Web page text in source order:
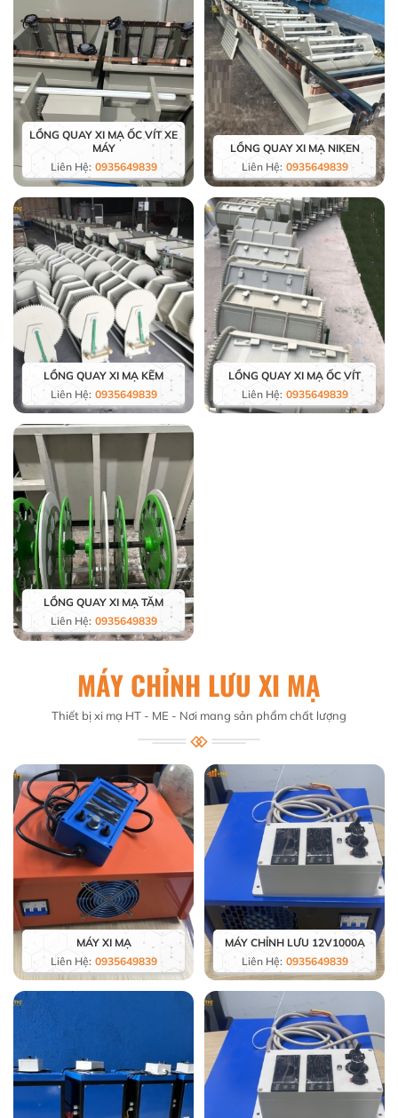
LỒNG QUAY XI MẠ ỐC VÍT XE
MÁY
Liên Hệ: 0935649839
LỒNG QUAY XI MẠ NIKEN
Liên Hệ: 0935649839
LỒNG QUAY XI MẠ KẼM
Liên Hệ: 0935649839
LỒNG QUAY XI MẠ ỐC VÍT
Liên Hệ: 0935649839
LỒNG QUAY XI MẠ TĂM
Liên Hệ: 0935649839
MÁY CHỈNH LƯU XI MẠ
Thiết bị xi mạ HT - ME - Nơi mang sản phẩm chất lượng
MÁY XI MẠ
Liên Hệ: 0935649839
MÁY CHỈNH LƯU 12V1000A
Liên Hệ: 0935649839